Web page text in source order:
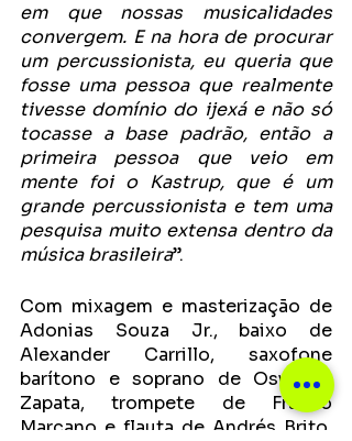
em que nossas musicalidades
convergem. E na hora de procurar
um percussionista, eu queria que
fosse uma pessoa que realmente
tivesse domínio do ijexá e não só
tocasse a base padrão, então a
primeira pessoa que veio em
mente foi o Kastrup, que é um
grande percussionista e tem uma
pesquisa muito extensa dentro da
música brasileira”.
Com mixagem e masterização de
Adonias Souza Jr., baixo de
Alexander Carrillo, saxofone
barítono e soprano de Oswaldo
Zapata, trompete de Franco
Marcano e flauta de Andrés Brito,